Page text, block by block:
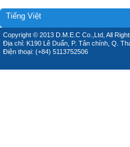
Tiếng Việt
Copyright © 2013 D.M.E.C Co.,Ltd, All
Địa chỉ: K190 Lê Duẩn, P. Tân chính, Q.
Điện thoại: (+84) 5113752506